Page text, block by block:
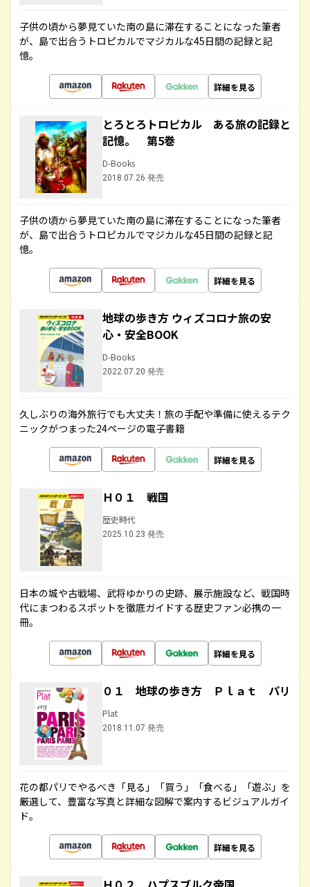
子供の頃から夢見ていた南の島に滞在することになった筆者
が、島で出合うトロピカルでマジカルな45日間の記録と記
憶。
詳細を見る
とろとろトロピカル ある旅の記録と
記憶。 第5巻
D-Books
2018.07.26 発売
子供の頃から夢見ていた南の島に滞在することになった筆者
が、島で出合うトロピカルでマジカルな45日間の記録と記
憶。
詳細を見る
地球の歩き方 ウィズコロナ旅の安
心・安全BOOK
D-Books
2022.07.20 発売
久しぶりの海外旅行でも大丈夫！旅の手配や準備に使えるテク
ニックがつまった24ページの電子書籍
詳細を見る
Ｈ０１ 戦国
歴史時代
2025.10.23 発売
日本の城や古戦場、武将ゆかりの史跡、展示施設など、戦国時
代にまつわるスポットを徹底ガイドする歴史ファン必携の一
冊。
詳細を見る
０１ 地球の歩き方 Ｐｌａｔ パリ
Plat
2018.11.07 発売
花の都パリでやるべき「見る」「買う」「食べる」「遊ぶ」を
厳選して、豊富な写真と詳細な図解で案内するビジュアルガイ
ド。
詳細を見る